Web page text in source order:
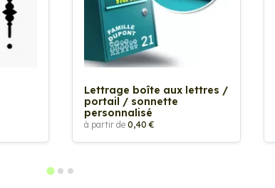
Lettrage boîte aux lettres /
portail / sonnette
personnalisé
à partir de 0,40 €